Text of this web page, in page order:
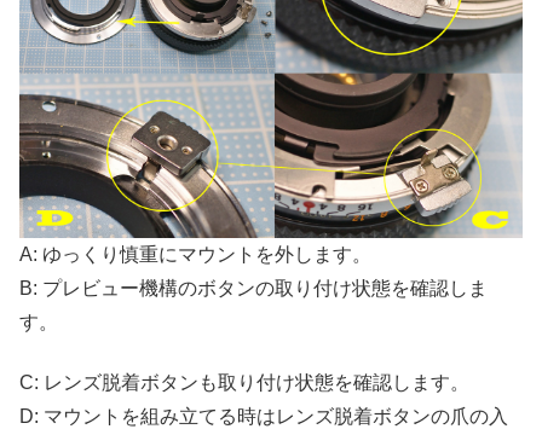
A: ゆっくり慎重にマウントを外します。
B: プレビュー機構のボタンの取り付け状態を確認しま
す。
C: レンズ脱着ボタンも取り付け状態を確認します。
D: マウントを組み立てる時はレンズ脱着ボタンの爪の入